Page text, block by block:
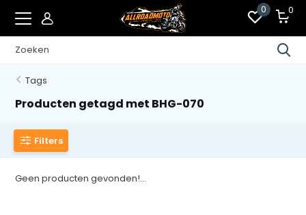
0 0
Tags
Producten getagd met BHG-070
Filters
Geen producten gevonden!...